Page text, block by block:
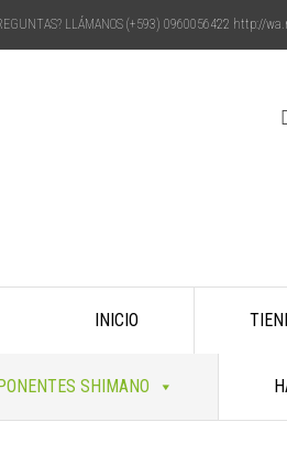
LLÁMANOS (+593) 0960056422 http://
INICIO
SHIMANO